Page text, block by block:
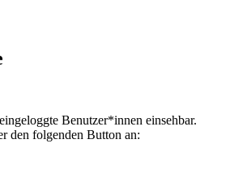
Benutzer*innen einsehbar.
den folgenden Button an: